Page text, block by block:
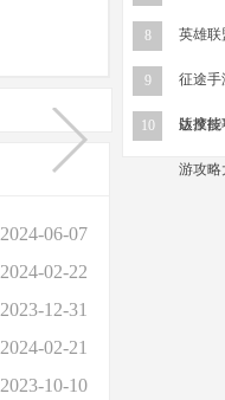
2024-06-07
2024-02-22
2023-12-31
2024-02-21
2023-10-10
8 英雄联
9 征途手
版技能
10 达摩技
游攻略